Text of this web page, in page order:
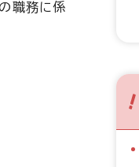
職務に係